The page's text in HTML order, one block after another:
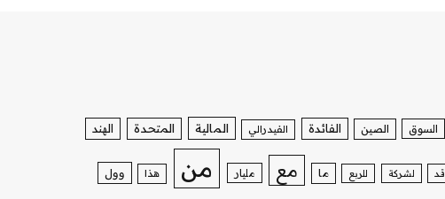
السوق الصين الفائدة الفيدرالي المالية المتحدة الهند
قد لشركة للربع ما مع مليار من هذا وول